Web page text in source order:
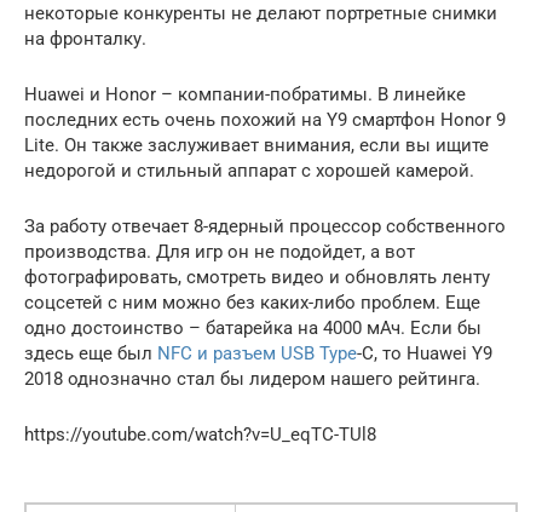
некоторые конкуренты не делают портретные снимки
на фронталку.
Huawei и Honor – компании-побратимы. В линейке
последних есть очень похожий на Y9 смартфон Honor 9
Lite. Он также заслуживает внимания, если вы ищите
недорогой и стильный аппарат с хорошей камерой.
За работу отвечает 8-ядерный процессор собственного
производства. Для игр он не подойдет, а вот
фотографировать, смотреть видео и обновлять ленту
соцсетей с ним можно без каких-либо проблем. Еще
одно достоинство – батарейка на 4000 мАч. Если бы
здесь еще был NFC и разъем USB Type-C, то Huawei Y9
2018 однозначно стал бы лидером нашего рейтинга.
https://youtube.com/watch?v=U_eqTC-TUl8